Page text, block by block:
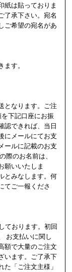
紙は貼っておりま
了承下さい。宛名
ご希望の宛名があ
す。
となります。ご注
下記口座にお振
認できれば、当日
にメールにてお支
ールに記載のお支
際のお名前は、
願いいたしま
とみなします。何
てご一報くださ
ております。初回
お支払いに関し
額で大量のご注文
います。ご了承下
「ご注文主様」